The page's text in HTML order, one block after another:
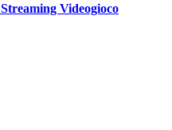
Streaming Videogioco